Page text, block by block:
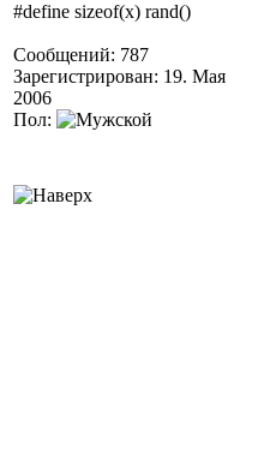
#define sizeof(x) rand()
Сообщений: 787
Зарегистрирован: 19. Мая
2006
Пол: